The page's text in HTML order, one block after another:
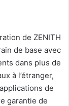
de ZENITH
de base avec
dans plus de
à l’étranger,
de
garantie de